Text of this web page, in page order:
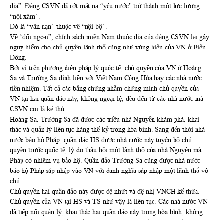
địa”. Đảng CSVN đã rớt mặt nạ “yêu nước” trở thành một lực lượng
“nội xâm”.
Đó là “vấn nạn” thuộc về “nội bộ”.
Về “đối ngoại”, chính sách miền Nam thuộc địa của đảng CSVN lại gây
nguy hiểm cho chủ quyền lãnh thổ cũng như vùng biển của VN ở Biển
Đông.
Bởi vì trên phương diện pháp lý quốc tế, chủ quyền của VN ở Hoàng
Sa và Trường Sa dính liền với Việt Nam Cộng Hòa hay các nhà nước
tiền nhiệm. Tất cả các bằng chứng nhằm chứng minh chủ quyền của
VN tại hai quần đảo này, không ngoại lệ, đều đến từ các nhà nước mà
CSVN coi là kẻ thù.
Hoàng Sa, Trường Sa đã được các triều nhà Nguyễn khám phá, khai
thác và quản lý liên tục hàng thế kỷ trong hòa bình. Sang đến thời nhà
nước bảo hộ Pháp, quần đảo HS được nhà nước này tuyên bố chủ
quyền trước quốc tế, lý do thâu hồi một lãnh thổ của nhà Nguyễn mà
Pháp có nhiệm vụ bảo hộ. Quần đảo Trường Sa cũng được nhà nước
bảo hộ Pháp sáp nhập vào VN với danh nghĩa sáp nhập một lãnh thổ vô
chủ.
Chủ quyền hai quần đảo này được đệ nhứt và đệ nhị VNCH kế thừa.
Chủ quyền của VN tại HS và TS như vậy là liên tục. Các nhà nước VN
đã tiếp nối quản lý, khai thác hai quần đảo này trong hòa bình, không